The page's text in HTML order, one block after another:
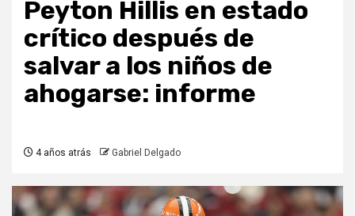
Peyton Hillis en estado
crítico después de
salvar a los niños de
ahogarse: informe
4 años atrás Gabriel Delgado